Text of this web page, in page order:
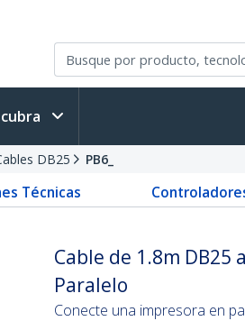
DB25 PB6_
Técnicas
Cable de 1.8m DB25
Paralelo
Conecte una impresora en